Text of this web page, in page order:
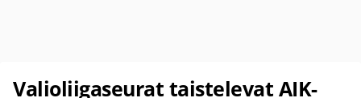
Valioliigaseurat taistelevat AIK-